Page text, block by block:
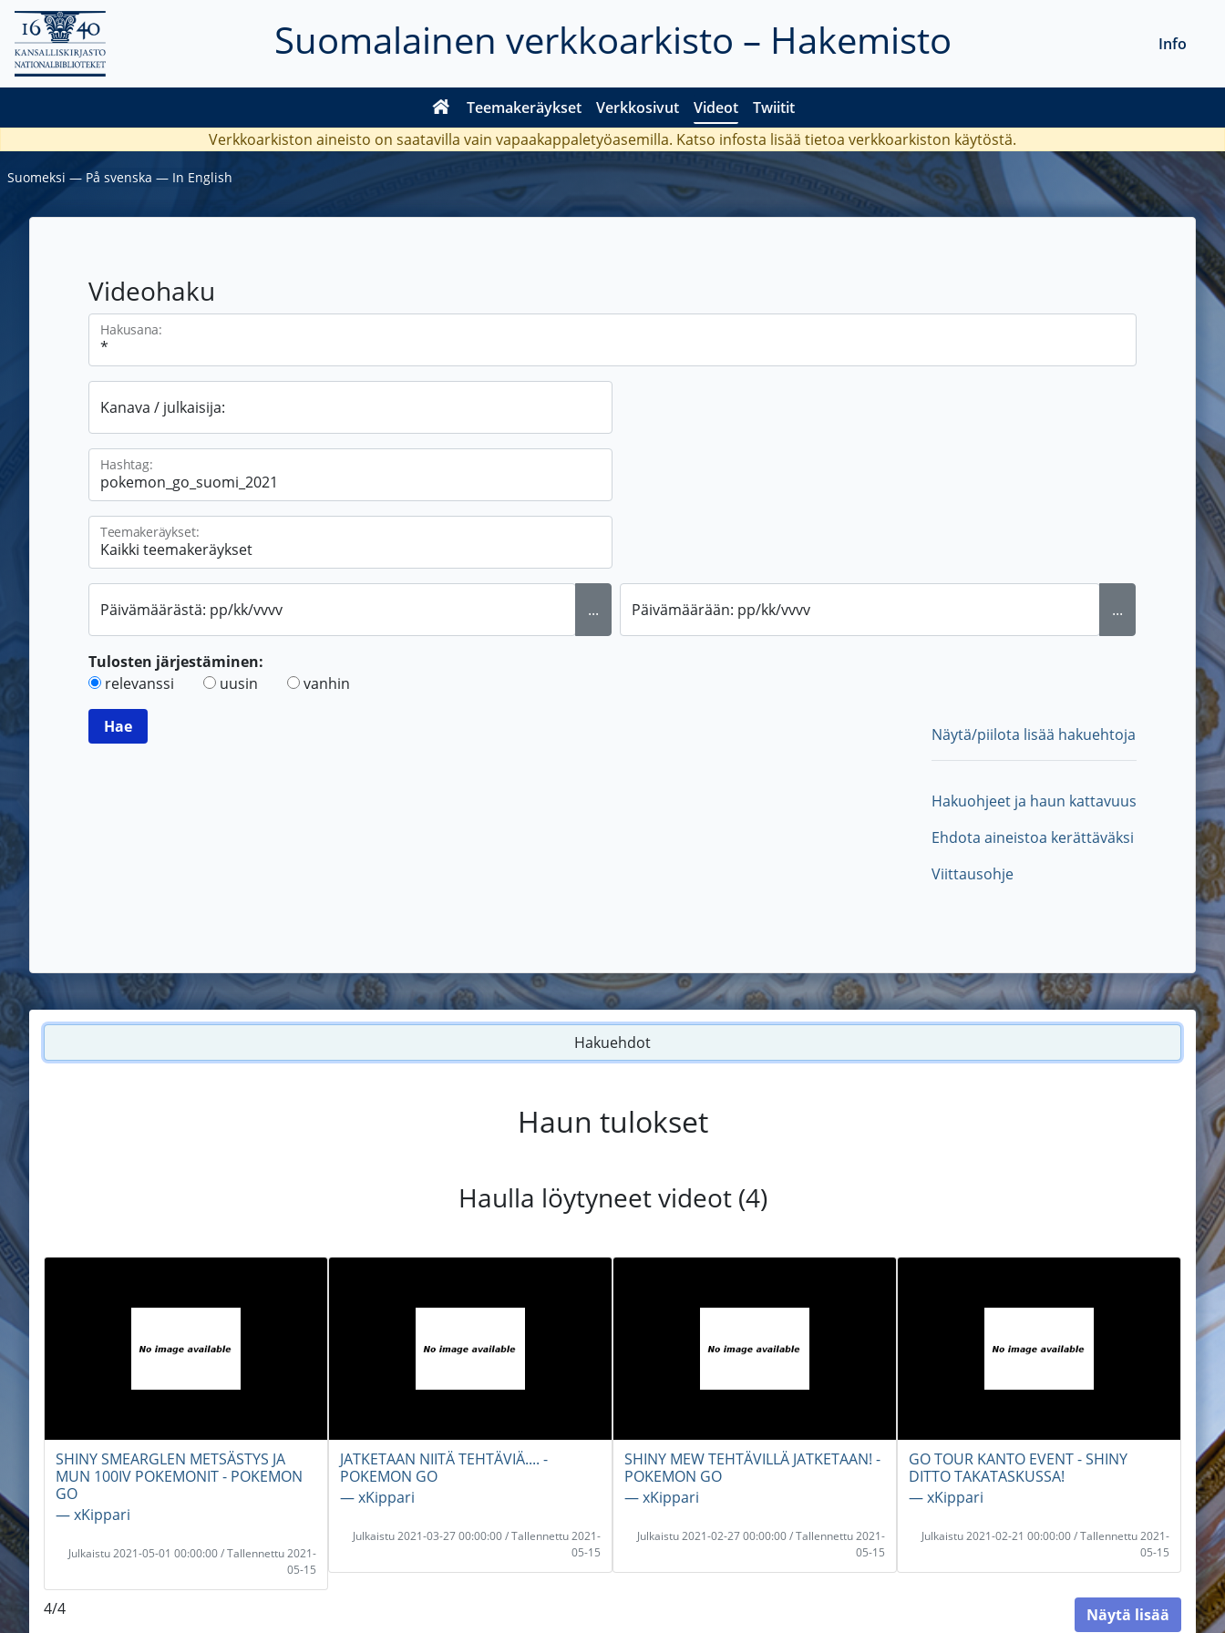
Suomalainen verkkoarkisto – Hakemisto
Teemakeräykset Verkkosivut Videot Twiitit
Info
Verkkoarkiston aineisto on saatavilla vain vapaakappaletyöasemilla. Katso infosta lisää tietoa verkkoarkiston käytöstä.
Suomeksi ― På svenska ― In English
Videohaku
Hakusana:
Kanava / julkaisija:
Hashtag:
Teemakeräykset:
Päivämäärästä: pp/kk/vvvv ... Päivämäärään: pp/kk/vvvv ...
Tulosten järjestäminen:
relevanssi
uusin vanhin
Näytä/piilota lisää hakuehtoja
Hakuohjeet ja haun kattavuus
Ehdota aineistoa kerättäväksi
Viittausohje
Hakuehdot
Haun tulokset
Haulla löytyneet videot (4)
SHINY SMEARGLEN METSÄSTYS JA
MUN 100IV POKEMONIT - POKEMON
GO
― xKippari
Julkaistu 2021-05-01 00:00:00 / Tallennettu 2021-
05-15
JATKETAAN NIITÄ TEHTÄVIÄ.... -
POKEMON GO
― xKippari
Julkaistu 2021-03-27 00:00:00 / Tallennettu 2021-
05-15
SHINY MEW TEHTÄVILLÄ JATKETAAN! -
POKEMON GO
― xKippari
Julkaistu 2021-02-27 00:00:00 / Tallennettu 2021-
05-15
GO TOUR KANTO EVENT - SHINY
DITTO TAKATASKUSSA!
― xKippari
Julkaistu 2021-02-21 00:00:00 / Tallennettu 2021-
05-15
4/4 Näytä lisää